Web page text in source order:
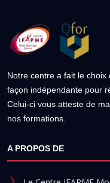
Notre centre a fait le
façon indépendante pour
Celui-ci vous atteste de
nos formations.
A PROPOS DE